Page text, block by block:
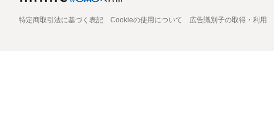
特定商取引法に基づく表記 Cookieの使用について 広告識別子の取得・利用